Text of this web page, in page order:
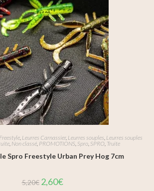
Freestyle Leurres Carnassier, Leurres souples Leurres souples
Non classé PROMOTIONS Spro SPRO Truite
Spro Freestyle Urban Prey Hog 7cm
5,20€ 2,60€